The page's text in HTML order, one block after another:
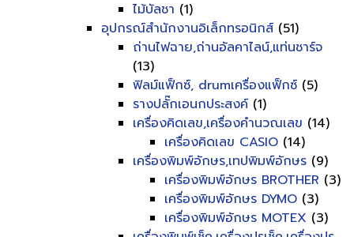
ไม้บัลชา (1)
อุปกรณ์สำนักงานอิเล็กทรอนิกส์ (51)
ถ่านไฟฉาย,ถ่านอัลคาไลน์,แท่นชาร์จ
(13)
ฟิลม์แฟ็กซ์, drumเครื่องแฟ็กซ์ (5)
รางปลั๊กเอนกประสงค์ (1)
เครื่องคิดเลข,เครื่องคำนวณเลข (14)
เครื่องคิดเลข CASIO (14)
เครื่องพิมพ์อักษร,เทปพิมพ์อักษร (9)
เครื่องพิมพ์อักษร BROTHER (3)
เครื่องพิมพ์อักษร DYMO (3)
เครื่องพิมพ์อักษร MOTEX (3)